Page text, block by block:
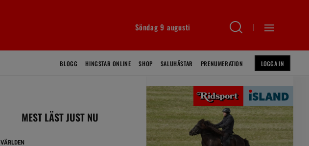
Söndag 9 augusti
BLOGG HINGSTAR ONLINE SHOP SALUHÄSTAR PRENUMERATION LOGGA IN
MEST LÄST JUST NU
VÄRLDEN